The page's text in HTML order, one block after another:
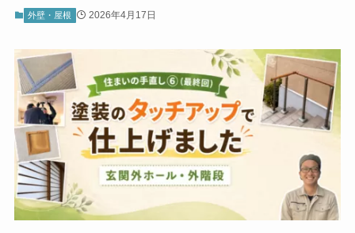
外壁・屋根 2026年4月17日